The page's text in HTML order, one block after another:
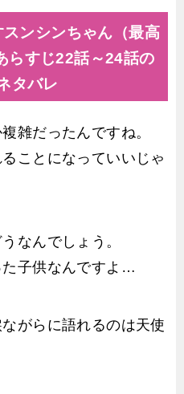
ンシンちゃん（最高
らすじ22話～24話の
タバレ
雑だったんですね。
ことになっていいじゃ
なんでしょう。
た子供なんですよ…
がらに語れるのは天使